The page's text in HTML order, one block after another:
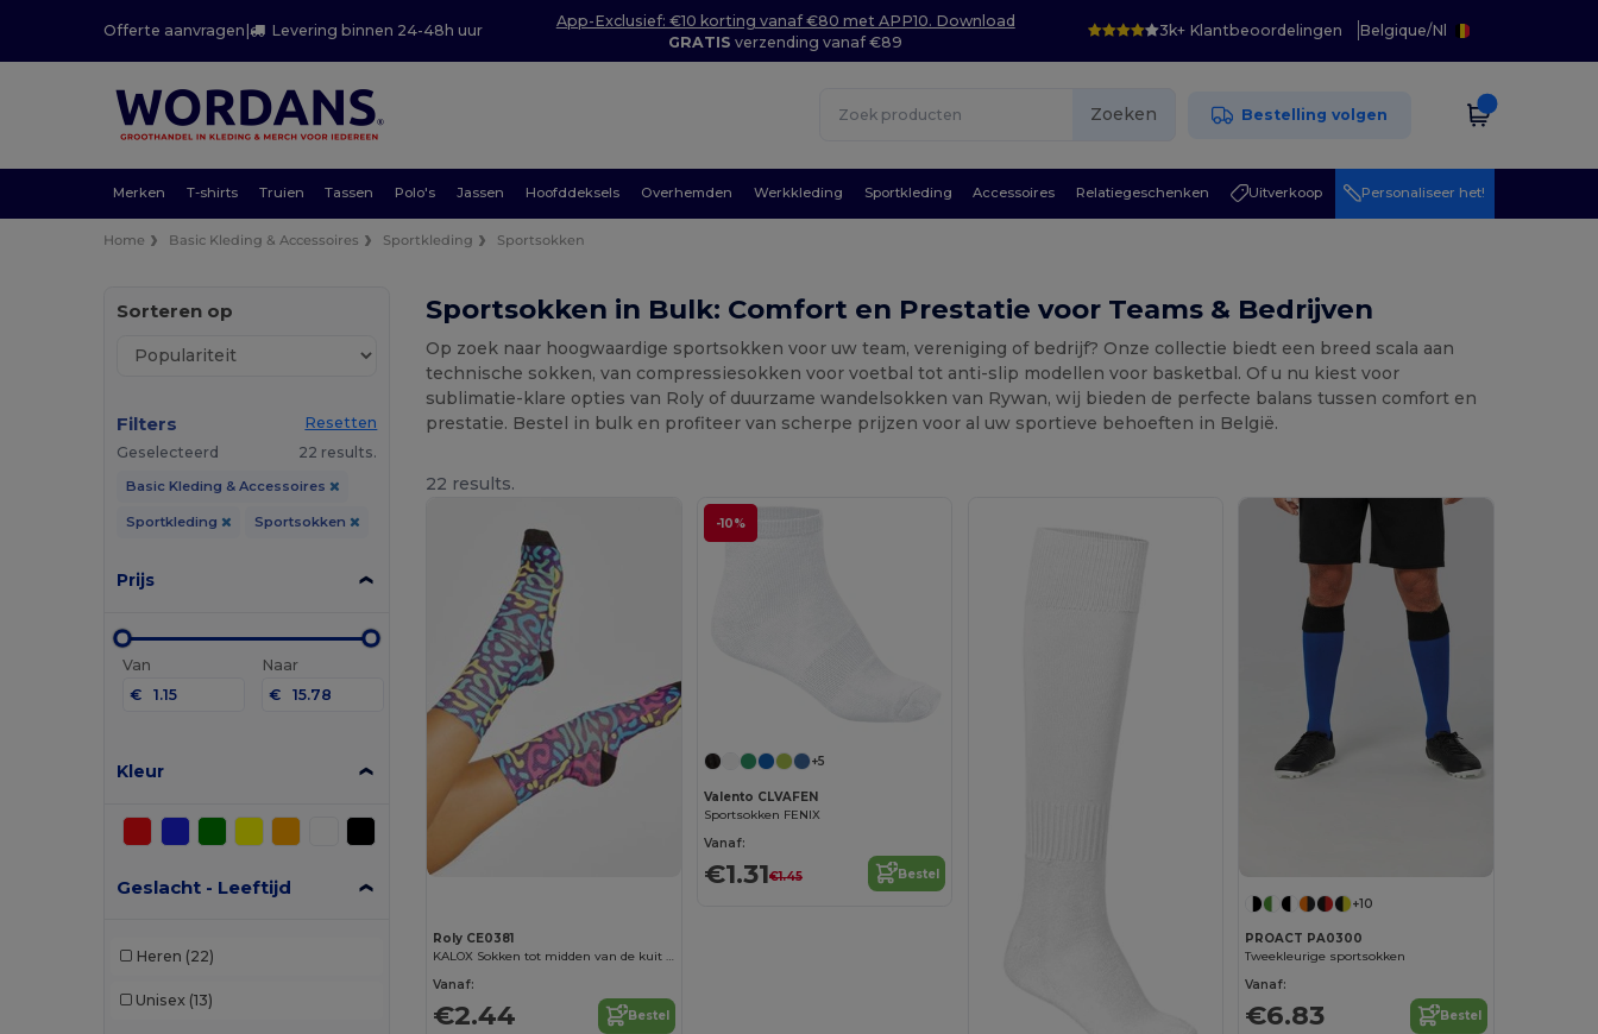
Offerte aanvragen | Levering binnen 24-48h uur
App-Exclusief: €10 korting vanaf €80 met APP10. Download
GRATIS verzending vanaf €89
3k+ Klantbeoordelingen Belgique/Nl
Zoeken Bestelling volgen
Merken T-shirts Truien Tassen Polo's Jassen Hoofddeksels Overhemden Werkkleding Sportkleding Accessoires Relatiegeschenken Uitverkoop Personaliseer het!
Home Basic Kleding & Accessoires Sportkleding Sportsokken
Sorteren op
Filters
Resetten
Geselecteerd
22 results.
Basic Kleding & Accessoires
Sportkleding Sportsokken
Prijs
Van
€
Naar
€
Kleur
Geslacht - Leeftijd
Heren (22)
Unisex (13)
Sportsokken in Bulk: Comfort en Prestatie voor Teams & Bedrijven
Op zoek naar hoogwaardige sportsokken voor uw team, vereniging of bedrijf? Onze collectie biedt een breed scala aan
technische sokken, van compressiesokken voor voetbal tot anti-slip modellen voor basketbal. Of u nu kiest voor
sublimatie-klare opties van Roly of duurzame wandelsokken van Rywan, wij bieden de perfecte balans tussen comfort en
prestatie. Bestel in bulk en profiteer van scherpe prijzen voor al uw sportieve behoeften in België.
22 results.
Roly CE0381
KALOX Sokken tot midden van de kuit voor sublimatie
Vanaf:
€2.44 Bestel
-10%
+5
Valento CLVAFEN
Sportsokken FENIX
Vanaf:
€1.31€1.45 Bestel
+10
PROACT PA0300
Tweekleurige sportsokken
Vanaf:
€6.83 Bestel